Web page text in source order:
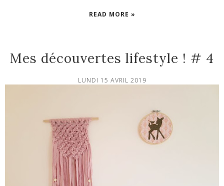
READ MORE »
Mes découvertes lifestyle ! # 4
LUNDI 15 AVRIL 2019